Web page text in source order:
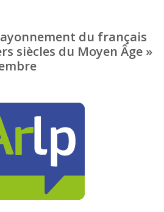
du français
siècles du Moyen Âge »